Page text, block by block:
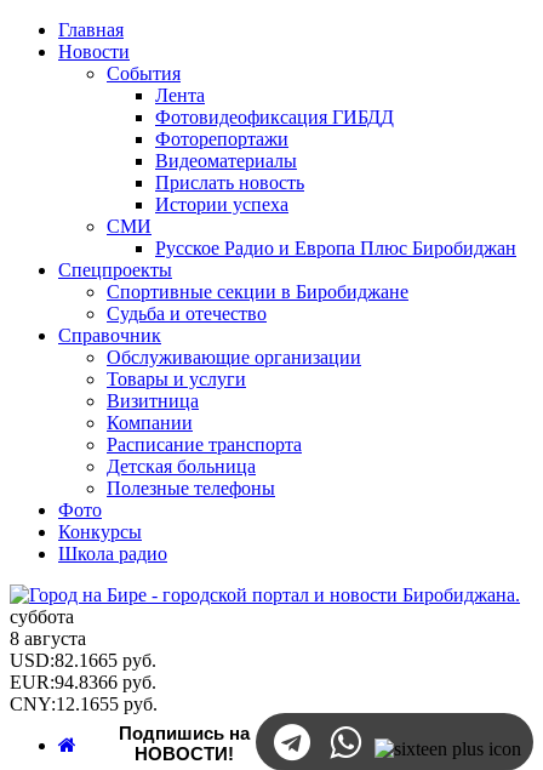
Главная
Новости
События
Лента
Фотовидеофиксация ГИБДД
Фоторепортажи
Видеоматериалы
Прислать новость
Истории успеха
СМИ
Русское Радио и Европа Плюс Биробиджан
Спецпроекты
Спортивные секции в Биробиджане
Судьба и отечество
Справочник
Обслуживающие организации
Товары и услуги
Визитница
Компании
Расписание транспорта
Детская больница
Полезные телефоны
Фото
Конкурсы
Школа радио
суббота
8 августа
USD:82.1665 руб.
EUR:94.8366 руб.
CNY:12.1655 руб.
Подпишись на
НОВОСТИ!